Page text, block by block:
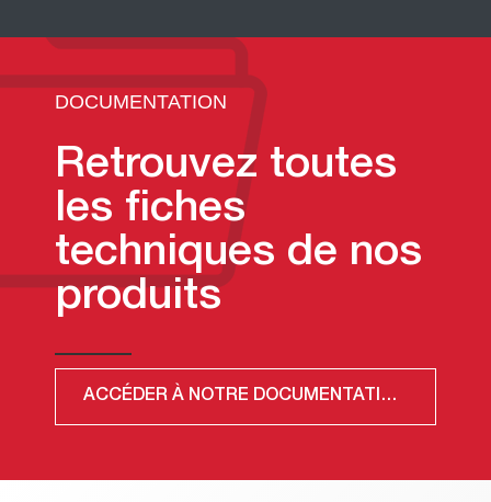
DOCUMENTATION
Retrouvez toutes
les fiches
techniques de nos
produits
ACCÉDER À NOTRE DOCUMENTATION